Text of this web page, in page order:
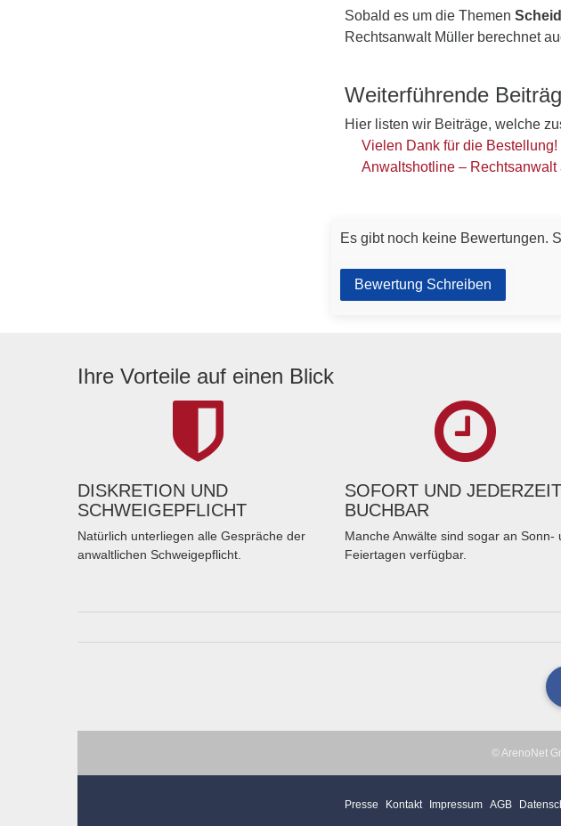
Sobald es um die Themen
Rechtsanwalt Müller berechnet
Weiterführende
Hier listen wir Beiträge, welche
Vielen Dank für die Bestellung!
Anwaltshotline – Rechtsanwalt
Es gibt noch keine Bewertungen.
Bewertung Schreiben
Ihre Vorteile auf einen Blick
DISKRETION UND
SCHWEIGEPFLICHT
Natürlich unterliegen alle Gespräche der
anwaltlichen Schweigepflicht.
SOFORT UND JEDERZEIT
BUCHBAR
Manche Anwälte sind sogar an Sonn-
Feiertagen verfügbar.
© ArenoNet
Presse Kontakt Impressum AGB